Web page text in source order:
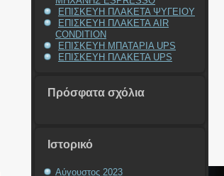
ΕΠΙΣΚΕΥΗ ΠΛΑΚΕΤΑ ΨΥΓΕΙΟΥ
ΕΠΙΣΚΕΥΗ ΠΛΑΚΕΤΑ AIR
CONDITION
ΕΠΙΣΚΕΥΗ ΜΠΑΤΑΡΙΑ UPS
ΕΠΙΣΚΕΥΗ ΠΛΑΚΕΤΑ UPS
Πρόσφατα σχόλια
Ιστορικό
Αύγουστος 2023